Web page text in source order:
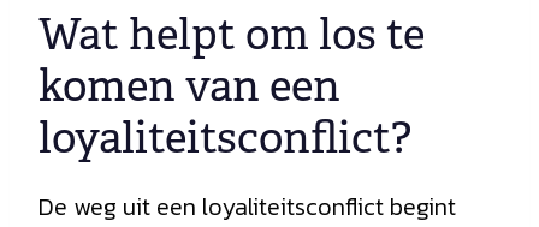
Wat helpt om los te
komen van een
loyaliteitsconflict?
De weg uit een loyaliteitsconflict begint